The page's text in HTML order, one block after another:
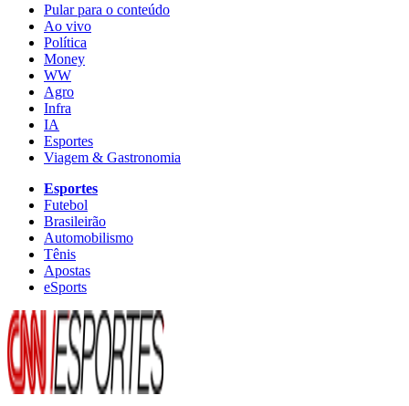
Pular para o conteúdo
Ao vivo
Política
Money
WW
Agro
Infra
IA
Esportes
Viagem & Gastronomia
Esportes
Futebol
Brasileirão
Automobilismo
Tênis
Apostas
eSports